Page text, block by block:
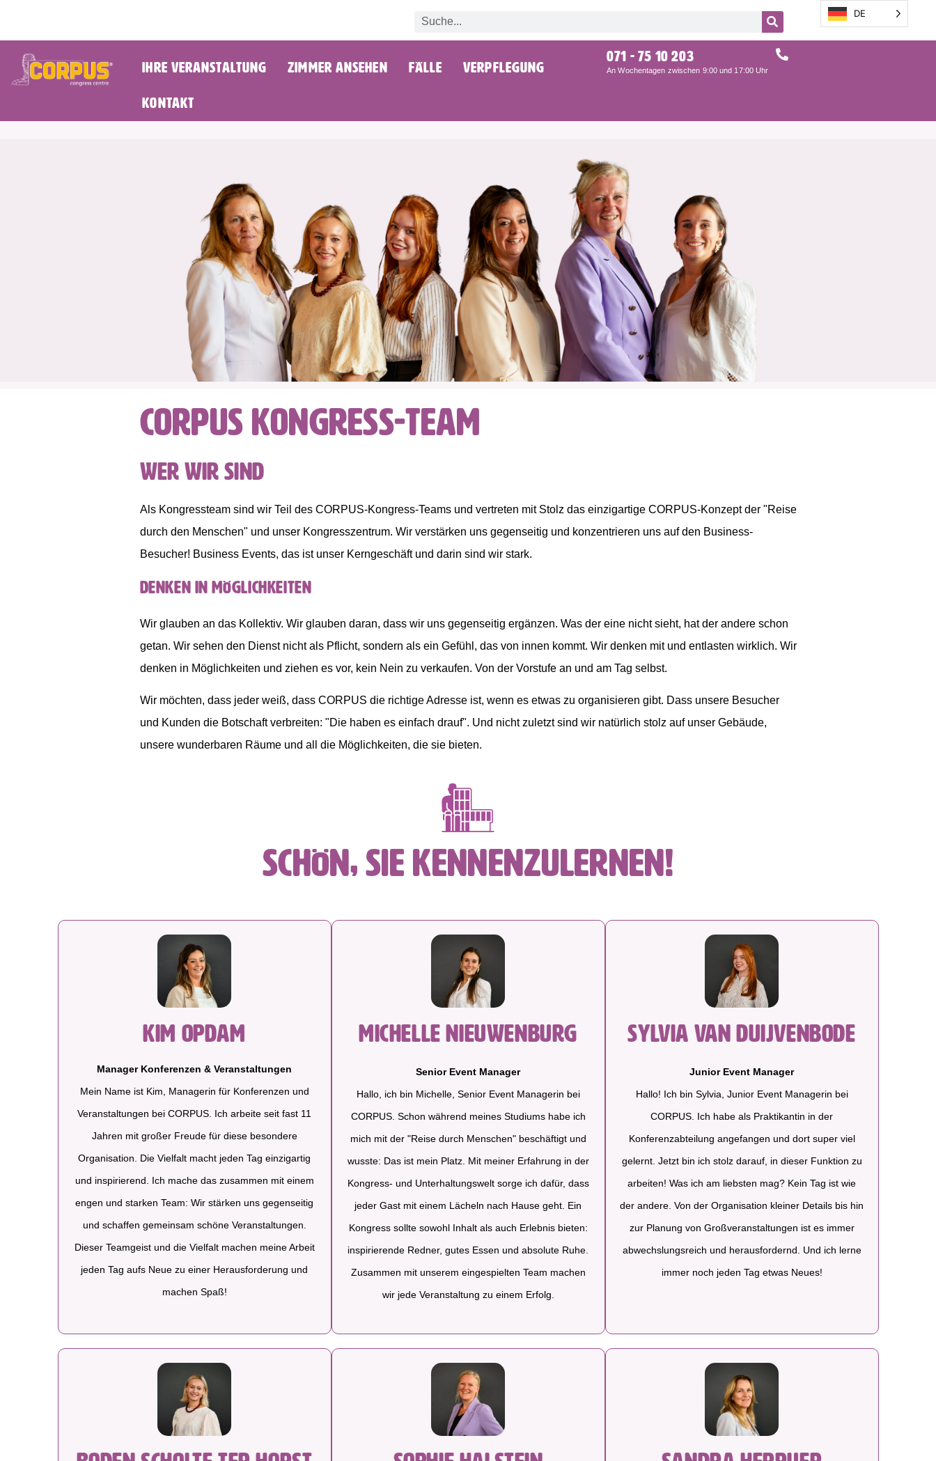
Ihre Veranstaltung Zimmer ansehen Fälle Verpflegung
Kontakt
071 - 75 10 203
An Wochentagen zwischen 9:00 und 17:00 Uhr
CORPUS Kongress-Team
Wer wir sind
Als Kongressteam sind wir Teil des CORPUS-Kongress-Teams und vertreten mit Stolz das einzigartige CORPUS-Konzept der "Reise
durch den Menschen" und unser Kongresszentrum. Wir verstärken uns gegenseitig und konzentrieren uns auf den Business-
Besucher! Business Events, das ist unser Kerngeschäft und darin sind wir stark.
Denken in Möglichkeiten
Wir glauben an das Kollektiv. Wir glauben daran, dass wir uns gegenseitig ergänzen. Was der eine nicht sieht, hat der andere schon
getan. Wir sehen den Dienst nicht als Pflicht, sondern als ein Gefühl, das von innen kommt. Wir denken mit und entlasten wirklich. Wir
denken in Möglichkeiten und ziehen es vor, kein Nein zu verkaufen. Von der Vorstufe an und am Tag selbst.
Wir möchten, dass jeder weiß, dass CORPUS die richtige Adresse ist, wenn es etwas zu organisieren gibt. Dass unsere Besucher
und Kunden die Botschaft verbreiten: "Die haben es einfach drauf". Und nicht zuletzt sind wir natürlich stolz auf unser Gebäude,
unsere wunderbaren Räume und all die Möglichkeiten, die sie bieten.
Schön, Sie kennenzulernen!
Kim Opdam
Manager Konferenzen & Veranstaltungen
Mein Name ist Kim, Managerin für Konferenzen und
Veranstaltungen bei CORPUS. Ich arbeite seit fast 11
Jahren mit großer Freude für diese besondere
Organisation. Die Vielfalt macht jeden Tag einzigartig
und inspirierend. Ich mache das zusammen mit einem
engen und starken Team: Wir stärken uns gegenseitig
und schaffen gemeinsam schöne Veranstaltungen.
Dieser Teamgeist und die Vielfalt machen meine Arbeit
jeden Tag aufs Neue zu einer Herausforderung und
machen Spaß!
Michelle Nieuwenburg
Senior Event Manager
Hallo, ich bin Michelle, Senior Event Managerin bei
CORPUS. Schon während meines Studiums habe ich
mich mit der "Reise durch Menschen" beschäftigt und
wusste: Das ist mein Platz. Mit meiner Erfahrung in der
Kongress- und Unterhaltungswelt sorge ich dafür, dass
jeder Gast mit einem Lächeln nach Hause geht. Ein
Kongress sollte sowohl Inhalt als auch Erlebnis bieten:
inspirierende Redner, gutes Essen und absolute Ruhe.
Zusammen mit unserem eingespielten Team machen
wir jede Veranstaltung zu einem Erfolg.
Sylvia van Duijvenbode
Junior Event Manager
Hallo! Ich bin Sylvia, Junior Event Managerin bei
CORPUS. Ich habe als Praktikantin in der
Konferenzabteilung angefangen und dort super viel
gelernt. Jetzt bin ich stolz darauf, in dieser Funktion zu
arbeiten! Was ich am liebsten mag? Kein Tag ist wie
der andere. Von der Organisation kleiner Details bis hin
zur Planung von Großveranstaltungen ist es immer
abwechslungsreich und herausfordernd. Und ich lerne
immer noch jeden Tag etwas Neues!
DE